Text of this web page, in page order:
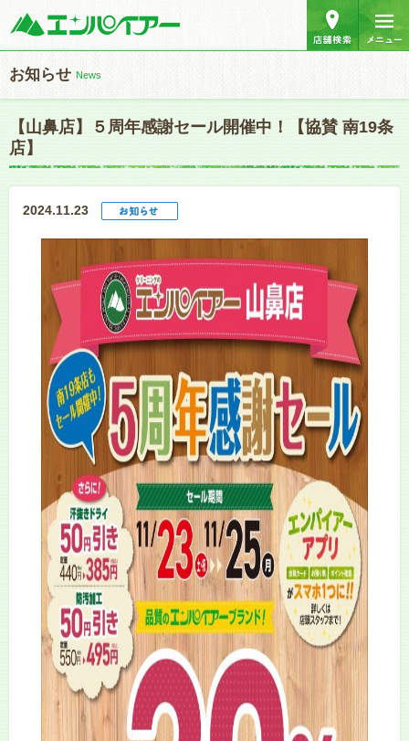
お知らせ News
【山鼻店】５周年感謝セール開催中！【協賛 南19条
店】
2024.11.23